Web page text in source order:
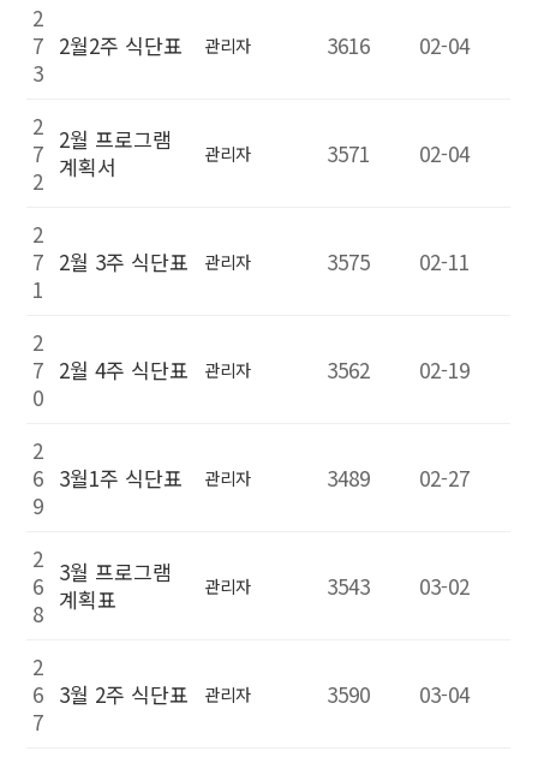
2
7
3
2월2주 식단표 관리자 3616 02-04
2
7
2
2월 프로그램
계획서
관리자 3571 02-04
2
7
1
2월 3주 식단표 관리자 3575 02-11
2
7
0
2월 4주 식단표 관리자 3562 02-19
2
6
9
3월1주 식단표 관리자 3489 02-27
2
6
8
3월 프로그램
계획표
관리자 3543 03-02
2
6
7
3월 2주 식단표 관리자 3590 03-04